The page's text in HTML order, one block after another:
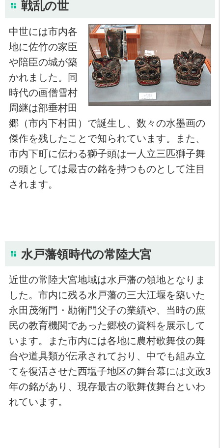
戦乱の世
中世には市内各
地に佐竹の家臣
や陪臣の城が築
かれました。同
時代の画僧雪村
周継は部垂村田
郷（市内下村田）で誕生し、数々の水墨画の
傑作を残したことで知られています。また、
市内下町に伝わる獅子頭は一人立三匹獅子舞
の頭としては最古の銘を持つものとして注目
されます。
水戸藩領時代の常陸大宮
近世の常陸大宮地域は水戸藩の領地となりま
した。市内に残る水戸藩の三大江堰を築いた
永田茂衛門・勘衛門父子の業績や、当時の庶
民の教育機関であった郷校の資料を展示して
います。また市内には各地に農村歌舞伎の舞
台や道具類が伝承されており、中でも組み立
てを復活させた西塩子地区の舞台幕には文政3
年の銘があり、現存最古の歌舞伎舞台といわ
れています。